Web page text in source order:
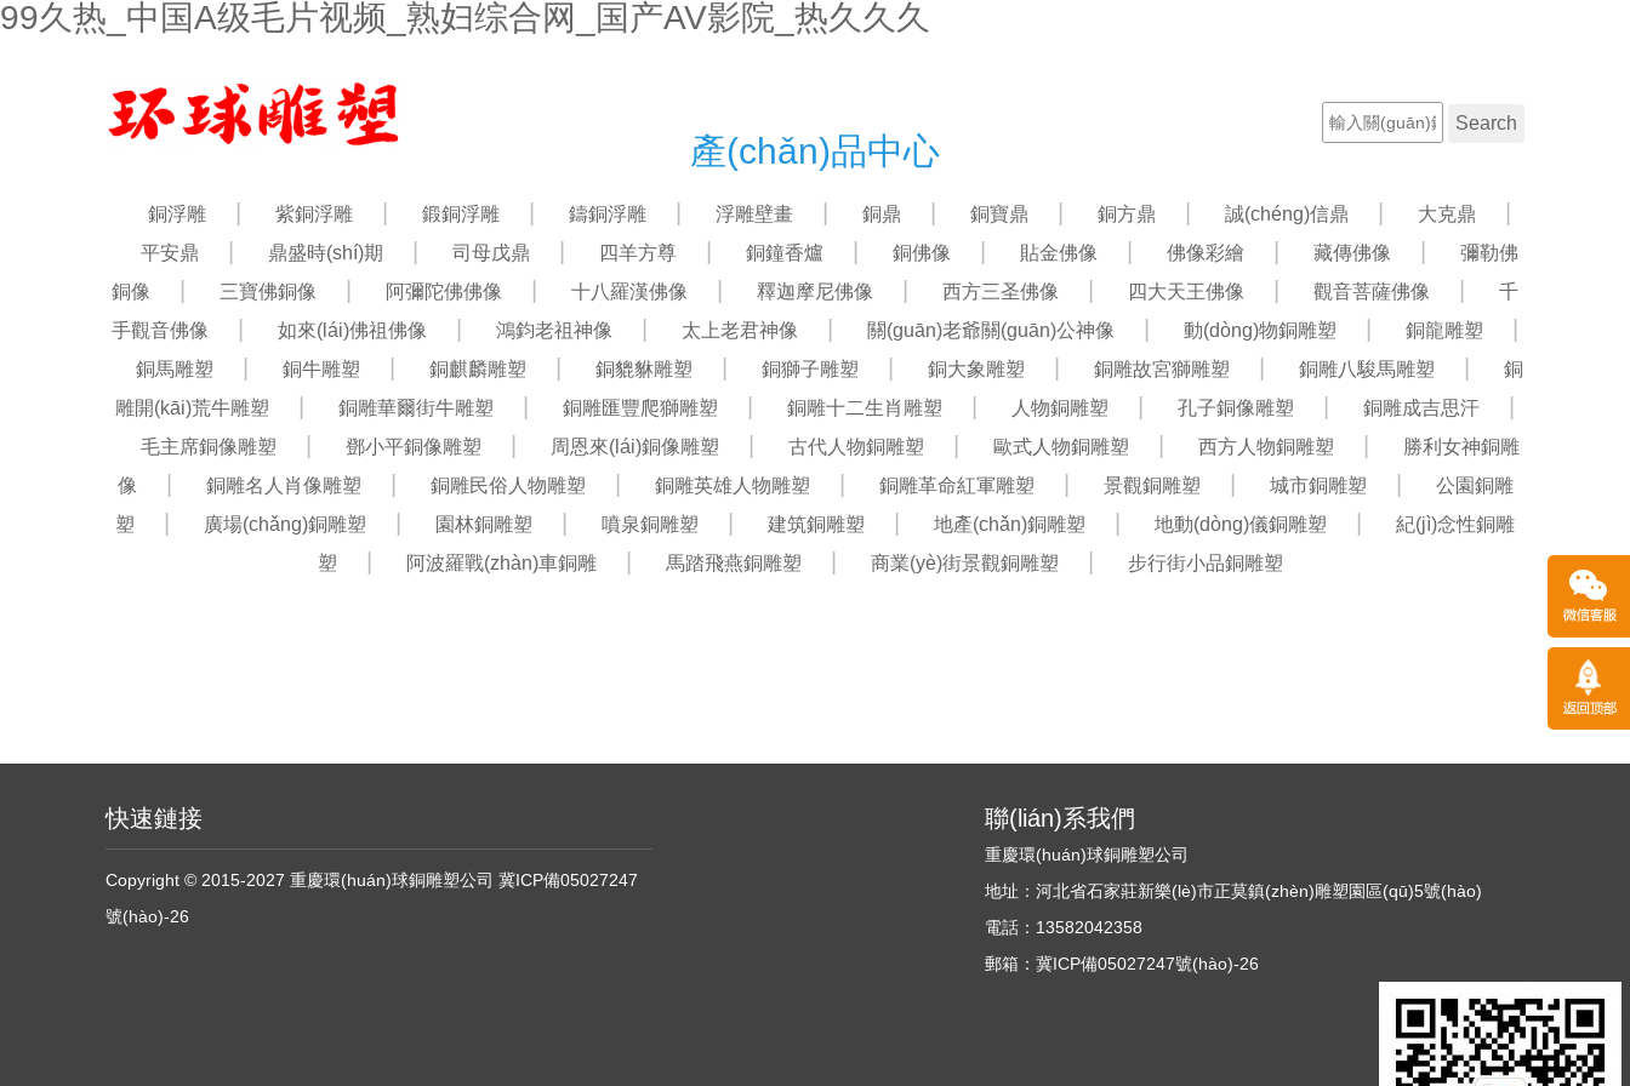
99久热_中国A级毛片视频_熟妇综合网_国产AV影院_热久久久
產(chǎn)品中心
銅浮雕 紫銅浮雕 鍛銅浮雕 鑄銅浮雕 浮雕壁畫 銅鼎 銅寶鼎 銅方鼎 誠(chéng)信鼎
大克鼎
平安鼎
鼎盛時(shí)期 司母戊鼎 四羊方尊 銅鐘香爐 銅佛像 貼金佛像 佛像彩繪 藏傳佛像
彌勒佛
銅像
三寶佛銅像 阿彌陀佛佛像 十八羅漢佛像 釋迦摩尼佛像 西方三圣佛像 四大天王佛像 觀音菩薩佛像
千
手觀音佛像
如來(lái)佛祖佛像 鴻鈞老祖神像 太上老君神像 關(guān)老爺關(guān)公神像 動(dòng)物銅雕塑
銅龍雕塑
銅馬雕塑
銅牛雕塑 銅麒麟雕塑 銅貔貅雕塑 銅獅子雕塑 銅大象雕塑 銅雕故宮獅雕塑 銅雕八駿馬雕塑
銅
雕開(kāi)荒牛雕塑
銅雕華爾街牛雕塑 銅雕匯豐爬獅雕塑 銅雕十二生肖雕塑 人物銅雕塑 孔子銅像雕塑
銅雕成吉思汗
毛主席銅像雕塑
鄧小平銅像雕塑 周恩來(lái)銅像雕塑 古代人物銅雕塑 歐式人物銅雕塑 西方人物銅雕塑
勝利女神銅雕
像
銅雕名人肖像雕塑 銅雕民俗人物雕塑 銅雕英雄人物雕塑 銅雕革命紅軍雕塑 景觀銅雕塑 城市銅雕塑
公園銅雕
塑
廣場(chǎng)銅雕塑 園林銅雕塑 噴泉銅雕塑 建筑銅雕塑 地產(chǎn)銅雕塑 地動(dòng)儀銅雕塑
紀(jì)念性銅雕
塑
阿波羅戰(zhàn)車銅雕 馬踏飛燕銅雕塑 商業(yè)街景觀銅雕塑 步行街小品銅雕塑
快速鏈接
Copyright © 2015-2027 重慶環(huán)球銅雕塑公司 冀ICP備05027247
號(hào)-26
聯(lián)系我們
重慶環(huán)球銅雕塑公司
地址：河北省石家莊新樂(lè)市正莫鎮(zhèn)雕塑園區(qū)5號(hào)
電話：13582042358
郵箱：冀ICP備05027247號(hào)-26